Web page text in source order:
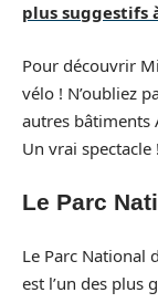
plus suggestifs
Pour découvrir
vélo ! N’oubliez
autres bâtiments
Un vrai spectacle !
Le Parc
Le Parc National
est l’un des plus